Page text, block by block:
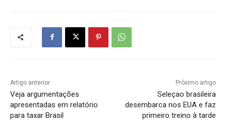
Artigo anterior
Veja argumentações
apresentadas em relatório
para taxar Brasil
Próximo artigo
Seleçao brasileira
desembarca nos EUA e faz
primeiro treino à tarde